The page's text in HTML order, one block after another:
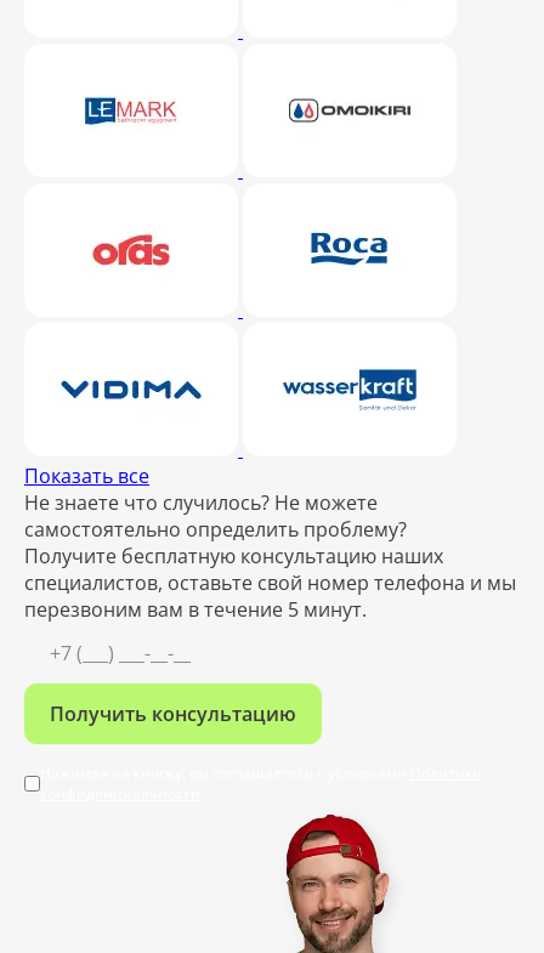
Показать все
Не знаете что случилось? Не можете
самостоятельно определить проблему?
Получите бесплатную консультацию наших
специалистов, оставьте свой номер телефона и мы
перезвоним вам в течение 5 минут.
Получить консультацию